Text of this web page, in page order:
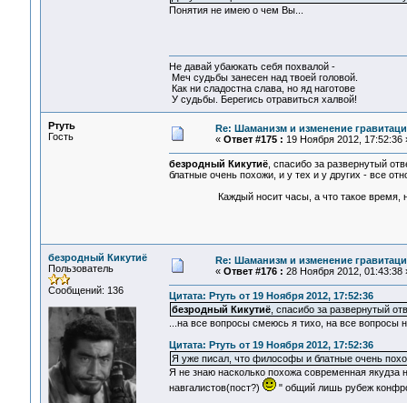
Понятия не имею о чем Вы...
Не давай убаюкать себя похвалой -
Меч судьбы занесен над твоей головой.
Как ни сладостна слава, но яд наготове
У судьбы. Берегись отравиться халвой!
Ртуть
Гость
Re: Шаманизм и изменение
« Ответ #175 : 19 Ноября 2012, 17:52:36
безродный Кикутиё, спасибо за развернутый
блатные очень похожи, и у тех и у других - все
Каждый носит часы, а что такое время, не
безродный Кикутиё
Пользователь
Сообщений: 136
Re: Шаманизм и изменение
« Ответ #176 : 28 Ноября 2012, 01:43:38
Цитата: Ртуть от 19 Ноября 2012, 17:52:36
безродный Кикутиё, спасибо за развернутый
...на все вопросы смеюсь я тихо, на все
Цитата: Ртуть от 19 Ноября 2012, 17:52:36
Я уже писал, что философы и блатные очень
Я не знаю насколько похожа современная якудза
навгалистов(пост?)
" общий лишь рубеж